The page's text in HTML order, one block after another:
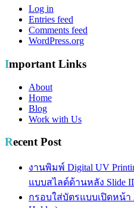
Log in
Entries feed
Comments feed
WordPress.org
Important Links
About
Home
Blog
Work with Us
Recent Post
งานพิมพ์ Digital UV
แบบสไลด์ด้านหลัง Slide
กรอบใส่บัตรแบบเปิดหน้า